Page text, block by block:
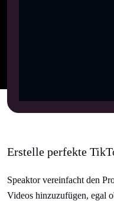
Erstelle perfekte
Speaktor vereinfacht den
Videos hinzuzufügen, egal